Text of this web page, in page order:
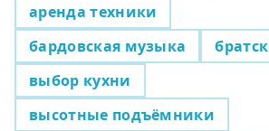
аренда техники
бардовская музыка
братск
выбор кухни
высотные подъёмники